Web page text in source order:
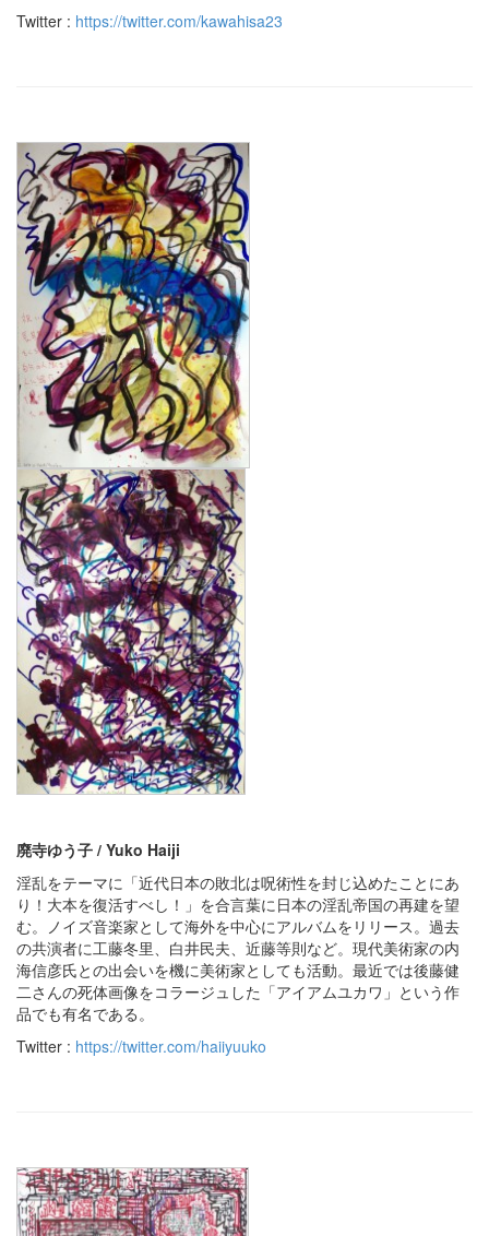
Twitter : https://twitter.com/kawahisa23
廃寺ゆう子 / Yuko Haiji
淫乱をテーマに「近代日本の敗北は呪術性を封じ込めたことにあ
り！大本を復活すべし！」を合言葉に日本の淫乱帝国の再建を望
む。ノイズ音楽家として海外を中心にアルバムをリリース。過去
の共演者に工藤冬里、白井民夫、近藤等則など。現代美術家の内
海信彦氏との出会いを機に美術家としても活動。最近では後藤健
二さんの死体画像をコラージュした「アイアムユカワ」という作
品でも有名である。
Twitter : https://twitter.com/haiiyuuko